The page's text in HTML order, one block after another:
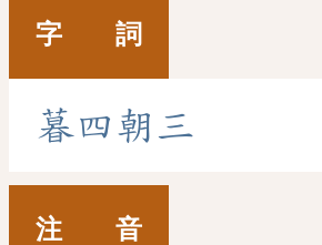
字 詞
暮四朝 三
注 音